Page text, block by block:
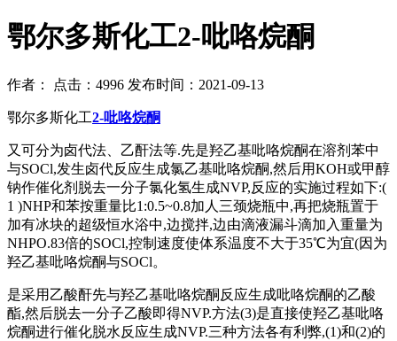
鄂尔多斯化工2-吡咯烷酮
作者： 点击：4996 发布时间：2021-09-13
鄂尔多斯化工2-吡咯烷酮
又可分为卤代法、乙酐法等.先是羟乙基吡咯烷酮在溶剂苯中
与SOCl,发生卤代反应生成氯乙基吡咯烷酮,然后用KOH或甲醇
钠作催化剂脱去一分子氯化氢生成NVP,反应的实施过程如下:(
1 )NHP和苯按重量比1:0.5~0.8加人三颈烧瓶中,再把烧瓶置于
加有冰块的超级恒水浴中,边搅拌,边由滴液漏斗滴加入重量为
NHPO.83倍的SOCl,控制速度使体系温度不大于35℃为宜(因为
羟乙基吡咯烷酮与SOCl。
是采用乙酸酐先与羟乙基吡咯烷酮反应生成吡咯烷酮的乙酸
酯,然后脱去一分子乙酸即得NVP.方法(3)是直接使羟乙基吡咯
烷酮进行催化脱水反应生成NVP.三种方法各有利弊,(1)和(2)的